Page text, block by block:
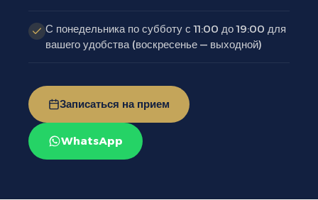
С понедельника по субботу с 11:00 до 19:00 для
вашего удобства (воскресенье — выходной)
Записаться на прием
WhatsApp